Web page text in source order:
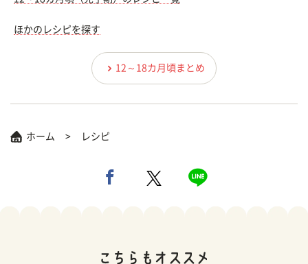
ほかのレシピを探す
12～18カ月頃まとめ
ホーム レシピ